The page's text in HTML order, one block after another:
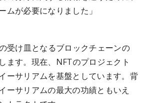
ムが必要になりました」
受け皿となるブロックチェーンの
ます。現在、NFTのプロジェクト
ーサリアムを基盤としています。背
ーサリアムの最大の功績ともいえ